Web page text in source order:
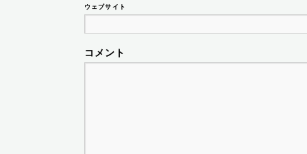
ウェブサイト
コメント